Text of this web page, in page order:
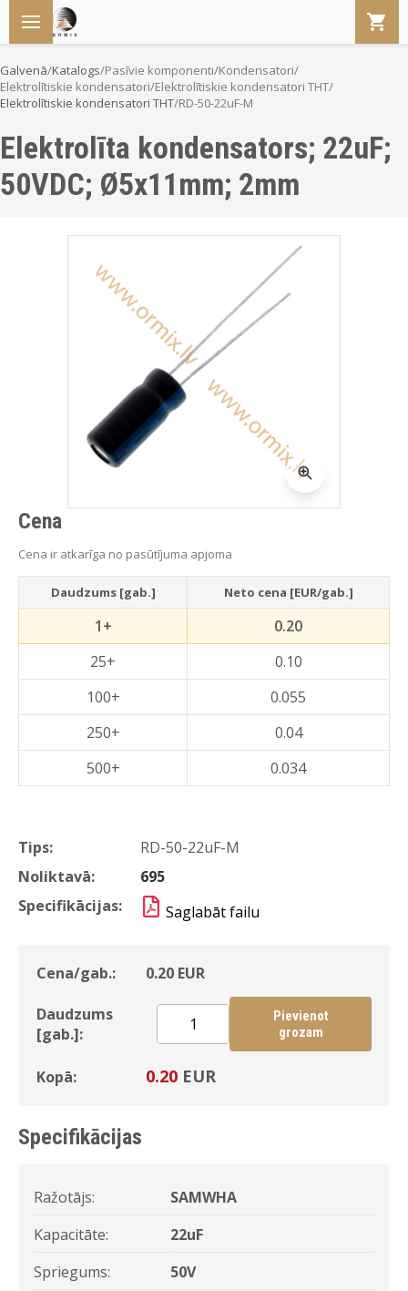
Galvenā/Katalogs/Pasīvie komponenti/Kondensatori/
Elektrolītiskie kondensatori/Elektrolītiskie kondensatori THT/
Elektrolītiskie kondensatori THT/RD-50-22uF-M
Elektrolīta kondensators; 22uF;
50VDC; Ø5x11mm; 2mm
Tips:
RD-50-22uF-M
Noliktavā:
695
Specifikācijas:
Saglabāt failu
Cena/gab.: 0.20 EUR
Daudzums
[gab.]:
Pievienot
grozam
Kopā: 0.20 EUR
Cena
Cena ir atkarīga no pasūtījuma apjoma
Daudzums [gab.] Neto cena [EUR/gab.]
1+
0.20
25+
0.10
100+
0.055
250+
0.04
500+
0.034
Specifikācijas
Ražotājs:
SAMWHA
Kapacitāte:
22uF
Spriegums:
50V